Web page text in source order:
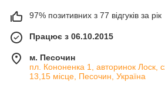
97% позитивних з 77 відгуків за рік
Працює з 06.10.2015
м. Песочин
пл. Кононенка 1, авторинок Лоск,
13,15 місце, Песочин, Україна